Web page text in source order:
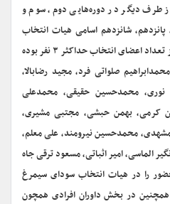
طرف دیگر در دوره‌هایی دوم، سوم و
پانزدهم، شانزدهم اسامی هیات انتخاب
اعلام نشده و در بعضی از دوره‌ها نیز تعداد اعضای انتخاب حداکثر ۳ نفر بوده
صلواتی فرد، مجید رضابالا،
نوری، محمدحسین حقیقی، محمدعلی
کرمی، بهمن حبشی، مجتبی مشیری،
محمدحسین نیرومند، علی معلم،
الماسی، امیر اثباتی، مسعود ترقی جاه
را در هیات انتخاب سودای سیمرغ
در بخش داوران افرادی همچون